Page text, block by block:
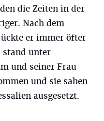
die Zeiten in der
Nach dem
er immer öfter
stand unter
und seiner Frau
und sie sahen
ausgesetzt.